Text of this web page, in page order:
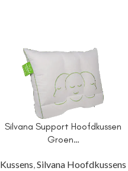
Silvana Support Hoofdkussen
Groen…
Kussens,Silvana Hoofdkussens